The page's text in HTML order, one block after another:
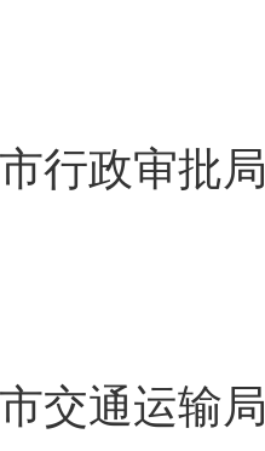
行政审批
交通运输